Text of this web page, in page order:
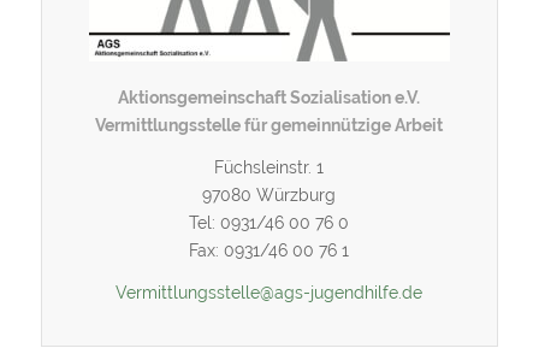
Aktionsgemeinschaft Sozialisation e.V.
Vermittlungsstelle für gemeinnützige Arbeit
Füchsleinstr. 1
97080 Würzburg
Tel: 0931/46 00 76 0
Fax: 0931/46 00 76 1
Vermittlungsstelle@ags-jugendhilfe.de